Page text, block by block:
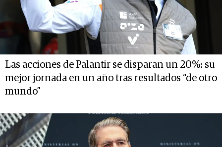
Las acciones de Palantir se disparan un 20%: su
mejor jornada en un año tras resultados “de otro
mundo”